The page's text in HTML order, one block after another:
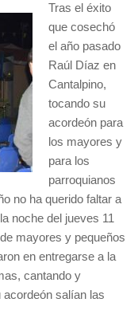
Tras el éxito
que cosechó
el año pasado
Raúl Díaz en
Cantalpino,
tocando su
acordeón para
los mayores y
para los
parroquianos
no ha querido faltar a
noche del jueves 11
mayores y pequeños
en entregarse a la
cantando y
salían las